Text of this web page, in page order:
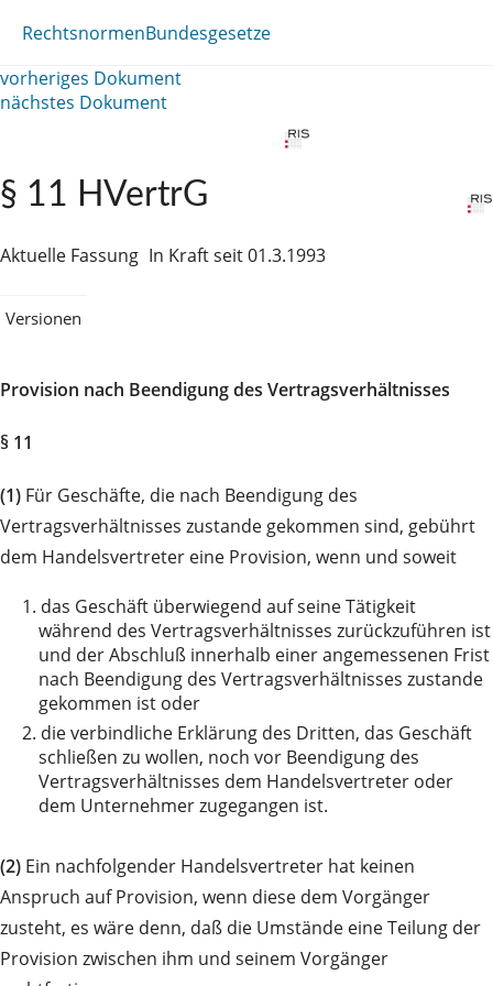
RechtsnormenBundesgesetze
vorheriges Dokument
nächstes Dokument
§ 11 HVertrG
Aktuelle Fassung In Kraft seit 01.3.1993
Versionen
Provision nach Beendigung des Vertragsverhältnisses
§ 11
(1) Für Geschäfte, die nach Beendigung des
Vertragsverhältnisses zustande gekommen sind, gebührt
dem Handelsvertreter eine Provision, wenn und soweit
1. das Geschäft überwiegend auf seine Tätigkeit
während des Vertragsverhältnisses zurückzuführen ist
und der Abschluß innerhalb einer angemessenen Frist
nach Beendigung des Vertragsverhältnisses zustande
gekommen ist oder
2. die verbindliche Erklärung des Dritten, das Geschäft
schließen zu wollen, noch vor Beendigung des
Vertragsverhältnisses dem Handelsvertreter oder
dem Unternehmer zugegangen ist.
(2) Ein nachfolgender Handelsvertreter hat keinen
Anspruch auf Provision, wenn diese dem Vorgänger
zusteht, es wäre denn, daß die Umstände eine Teilung der
Provision zwischen ihm und seinem Vorgänger